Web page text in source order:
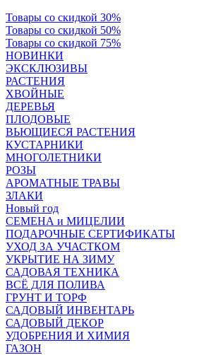
Товары со скидкой 30%
Товары со скидкой 50%
Товары со скидкой 75%
НОВИНКИ
ЭКСКЛЮЗИВЫ
РАСТЕНИЯ
ХВОЙНЫЕ
ДЕРЕВЬЯ
ПЛОДОВЫЕ
ВЬЮЩИЕСЯ РАСТЕНИЯ
КУСТАРНИКИ
МНОГОЛЕТНИКИ
РОЗЫ
АРОМАТНЫЕ ТРАВЫ
ЗЛАКИ
Новый год
СЕМЕНА и МИЦЕЛИИ
ПОДАРОЧНЫЕ СЕРТИФИКАТЫ
УХОД ЗА УЧАСТКОМ
УКРЫТИЕ НА ЗИМУ
САДОВАЯ ТЕХНИКА
ВСЁ ДЛЯ ПОЛИВА
ГРУНТ И ТОРФ
САДОВЫЙ ИНВЕНТАРЬ
САДОВЫЙ ДЕКОР
УДОБРЕНИЯ И ХИМИЯ
ГАЗОН